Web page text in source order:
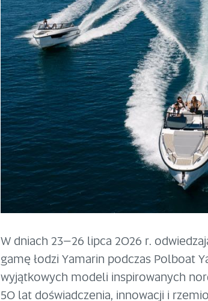
W dniach 23–26 lipca 2026 r.
gamę łodzi Yamarin podczas Polboat
wyjątkowych modeli inspirowanych
50 lat doświadczenia, innowacji i